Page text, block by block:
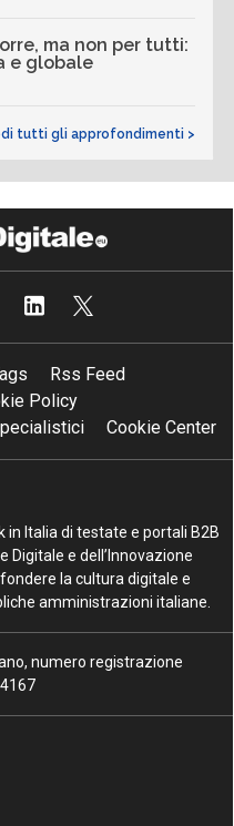
ma non per tutti:
e globale
tutti gli approfondimenti >
Rss Feed
Policy
Cookie Center
in Italia di testate e portali B2B
e dell’Innovazione
la cultura digitale e
amministrazioni italiane.
numero registrazione